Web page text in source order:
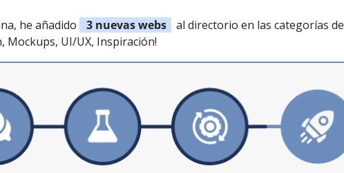
he añadido 3 nuevas webs
al directorio en las categorías de
Mockups, UI/UX, Inspiración!